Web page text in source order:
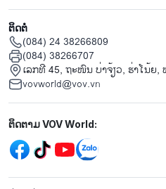
ຕິດຕໍ່
(084) 24 38266809
(084) 38266707
ເລກທີ 45, ຖະໜົນ ບ່າ​ຈ້ຽວ, ຮ່າ​ໂນ້ຍ,
vovworld@vov.vn
Mạng xã hội
ຕິດຕາມ VOV World: